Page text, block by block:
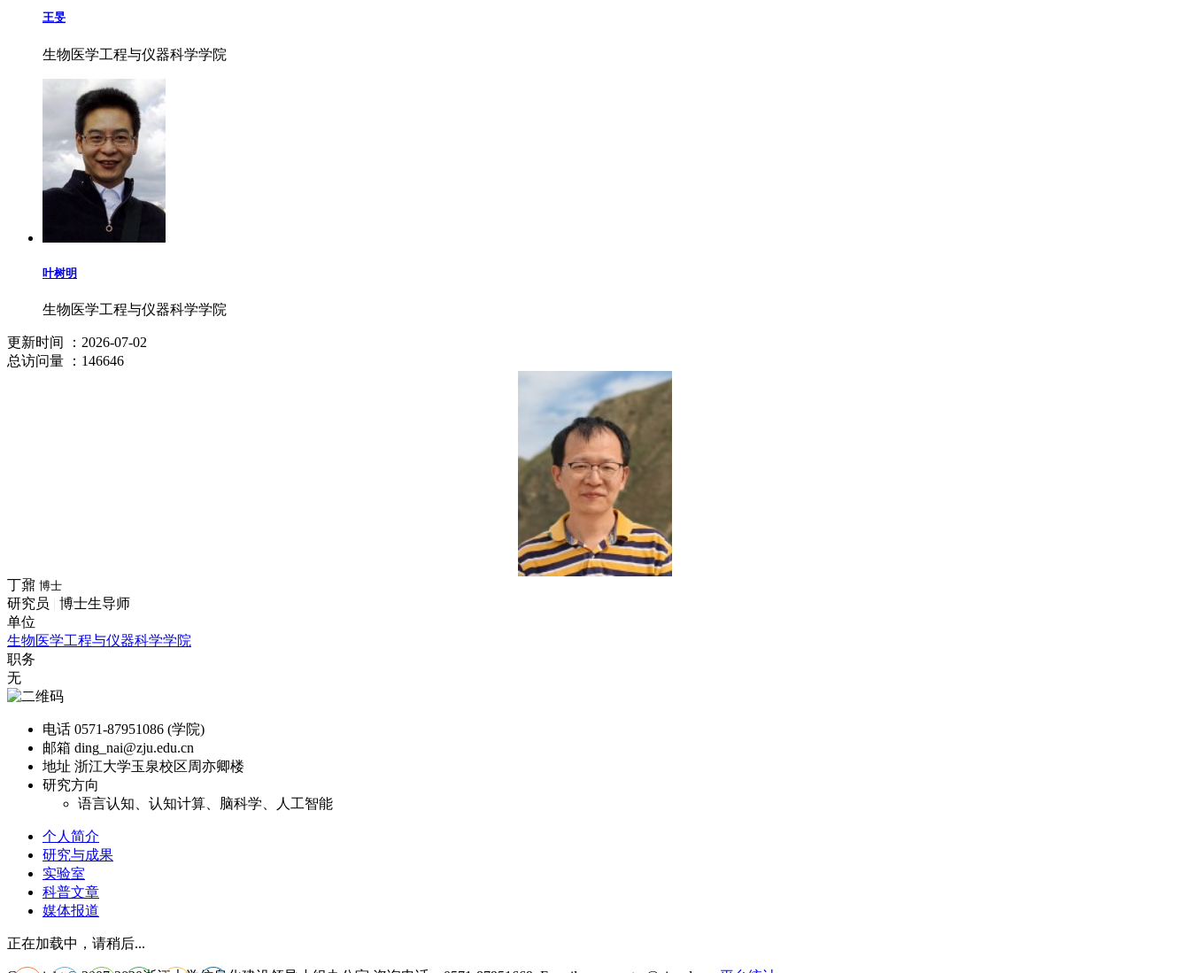
王旻
生物医学工程与仪器科学学院
叶树明
生物医学工程与仪器科学学院
更新时间
：2026-07-02
总访问量 ：146646
丁鼐 博士
研究员
博士生导师
单位
生物医学工程与仪器科学学院
职务
无
电话 0571-87951086 (学院)
邮箱 ding_nai@zju.edu.cn
地址 浙江大学玉泉校区周亦卿楼
研究方向
语言认知、认知计算、脑科学、人工智能
个人简介
研究与成果
实验室
科普文章
媒体报道
正在加载中，请稍后...